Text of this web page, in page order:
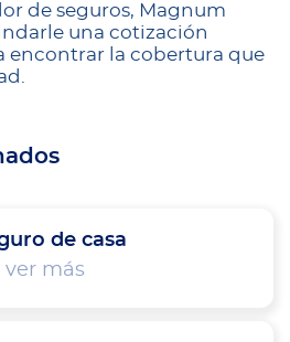
de seguros, Magnum
una cotización
encontrar la cobertura que
de casa
ver más